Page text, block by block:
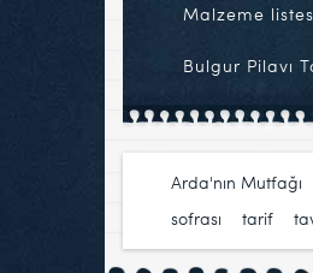
Malzeme
Bulgur Pilavı
Arda'nın Mutfağı
sofrası
tarif